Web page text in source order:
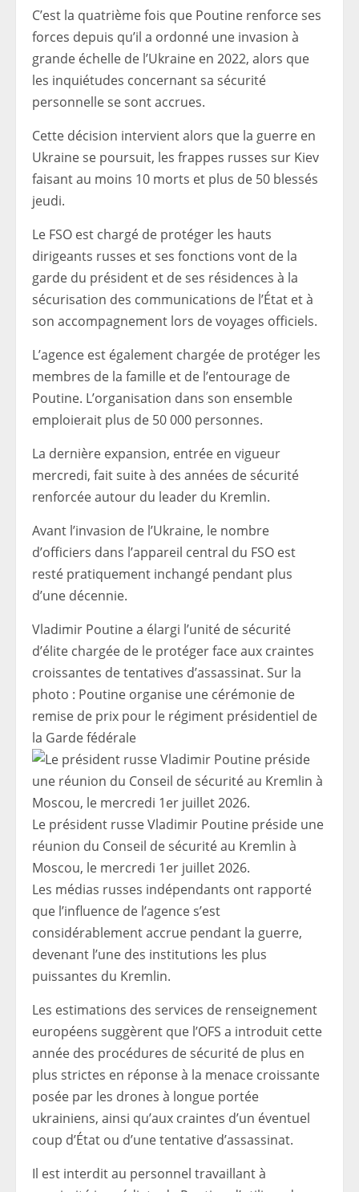
C’est la quatrième fois que Poutine renforce ses
forces depuis qu’il a ordonné une invasion à
grande échelle de l’Ukraine en 2022, alors que
les inquiétudes concernant sa sécurité
personnelle se sont accrues.
Cette décision intervient alors que la guerre en
Ukraine se poursuit, les frappes russes sur Kiev
faisant au moins 10 morts et plus de 50 blessés
jeudi.
Le FSO est chargé de protéger les hauts
dirigeants russes et ses fonctions vont de la
garde du président et de ses résidences à la
sécurisation des communications de l’État et à
son accompagnement lors de voyages officiels.
L’agence est également chargée de protéger les
membres de la famille et de l’entourage de
Poutine. L’organisation dans son ensemble
emploierait plus de 50 000 personnes.
La dernière expansion, entrée en vigueur
mercredi, fait suite à des années de sécurité
renforcée autour du leader du Kremlin.
Avant l’invasion de l’Ukraine, le nombre
d’officiers dans l’appareil central du FSO est
resté pratiquement inchangé pendant plus
d’une décennie.
Vladimir Poutine a élargi l’unité de sécurité
d’élite chargée de le protéger face aux craintes
croissantes de tentatives d’assassinat. Sur la
photo : Poutine organise une cérémonie de
remise de prix pour le régiment présidentiel de
la Garde fédérale
Le président russe Vladimir Poutine préside une
réunion du Conseil de sécurité au Kremlin à
Moscou, le mercredi 1er juillet 2026.
Les médias russes indépendants ont rapporté
que l’influence de l’agence s’est
considérablement accrue pendant la guerre,
devenant l’une des institutions les plus
puissantes du Kremlin.
Les estimations des services de renseignement
européens suggèrent que l’OFS a introduit cette
année des procédures de sécurité de plus en
plus strictes en réponse à la menace croissante
posée par les drones à longue portée
ukrainiens, ainsi qu’aux craintes d’un éventuel
coup d’État ou d’une tentative d’assassinat.
Il est interdit au personnel travaillant à